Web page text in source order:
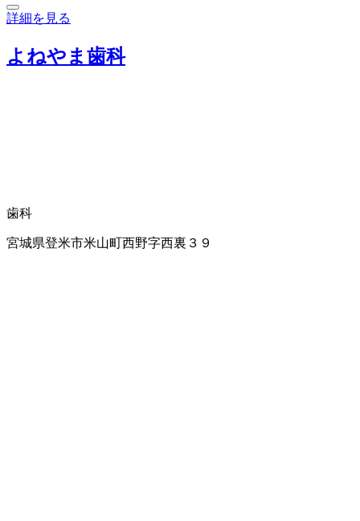
詳細を見る
よねやま歯科
歯科
宮城県登米市米山町西野字西裏３９